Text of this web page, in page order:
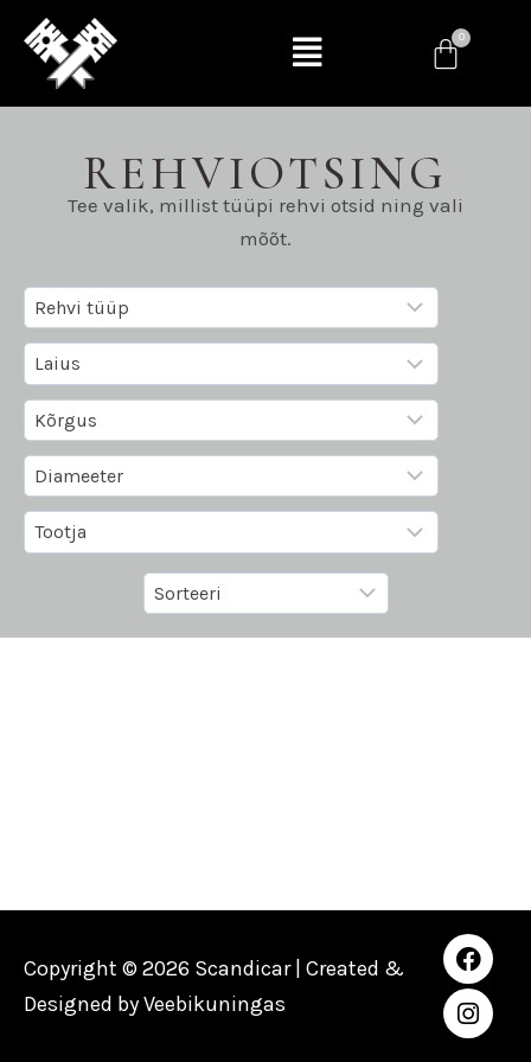
REHVIOTSING
Tee valik, millist tüüpi rehvi otsid ning vali
mõõt.
Copyright © 2026 Scandicar | Created &
Designed byVeebikuningas